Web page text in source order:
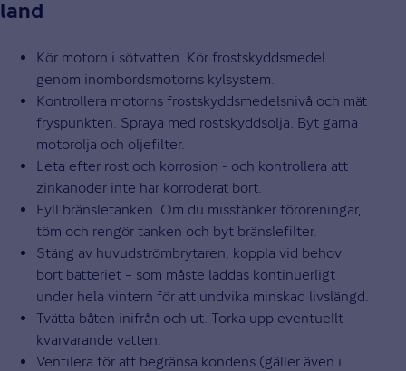
land
Kör motorn i sötvatten. Kör frostskyddsmedel
genom inombordsmotorns kylsystem.
Kontrollera motorns frostskyddsmedelsnivå och mät
fryspunkten. Spraya med rostskyddsolja. Byt gärna
motorolja och oljefilter.
Leta efter rost och korrosion - och kontrollera att
zinkanoder inte har korroderat bort.
Fyll bränsletanken. Om du misstänker föroreningar,
töm och rengör tanken och byt bränslefilter.
Stäng av huvudströmbrytaren, koppla vid behov
bort batteriet – som måste laddas kontinuerligt
under hela vintern för att undvika minskad livslängd.
Tvätta båten inifrån och ut. Torka upp eventuellt
kvarvarande vatten.
Ventilera för att begränsa kondens (gäller även i